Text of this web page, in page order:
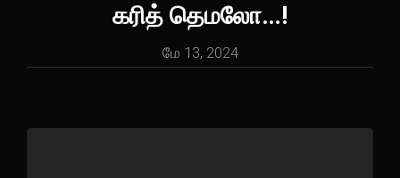
கரித் தெமலோ…!
மே 13, 2024